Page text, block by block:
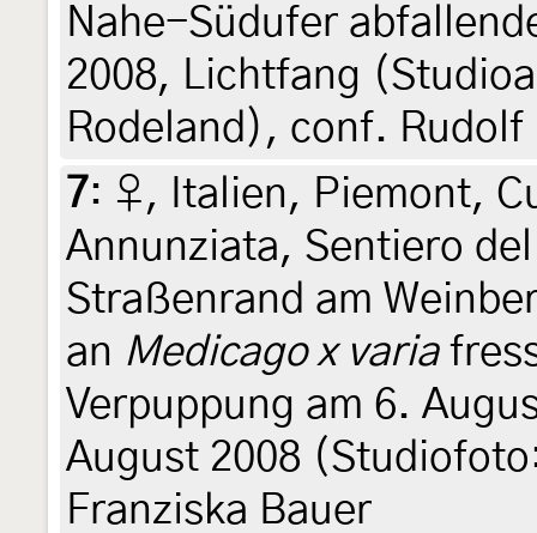
Nahe-Südufer
2008, Lichtfang
Rodeland), conf. Rudolf
7: ♀, Italien, Piemont,
Annunziata, Sentiero
Straßenrand am
an Medicago x varia
Verpuppung am 6.
August 2008
Franziska Bauer